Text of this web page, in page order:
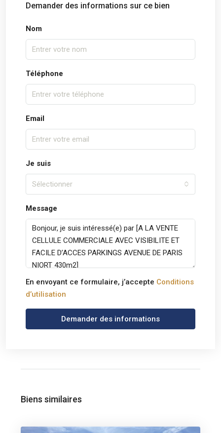
Demander des informations sur ce bien
Nom
Téléphone
Email
Je suis
Sélectionner
Message
En envoyant ce formulaire, j’accepte Conditions
d’utilisation
Demander des informations
Biens similaires